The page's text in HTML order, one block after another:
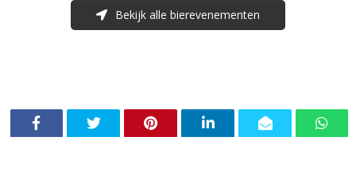
Bekijk alle bierevenementen